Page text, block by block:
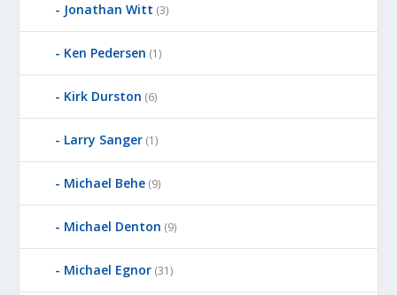
Jonathan Witt (3)
Ken Pedersen (1)
Kirk Durston (6)
Larry Sanger (1)
Michael Behe (9)
Michael Denton (9)
Michael Egnor (31)